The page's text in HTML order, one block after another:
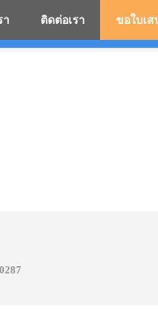
า ติดต่อเรา ขอใบเส
ลโก้ ร่มพรีเมี่ยม ร่มตอ